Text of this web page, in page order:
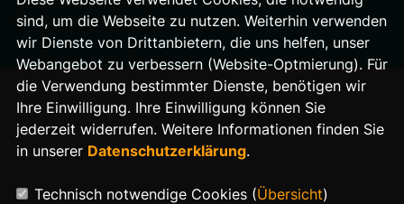
E-Mail: buero@stefan-evers.de
sind, um die Webseite zu nutzen. Weiterhin verwenden
wir Dienste von Drittanbietern, die uns helfen, unser
Webangebot zu verbessern (Website-Optmierung). Für
die Verwendung bestimmter Dienste, benötigen wir
Ihre Einwilligung. Ihre Einwilligung können Sie
jederzeit widerrufen. Weitere Informationen finden Sie
in unserer Datenschutzerklärung.
Technisch notwendige Cookies (Übersicht)